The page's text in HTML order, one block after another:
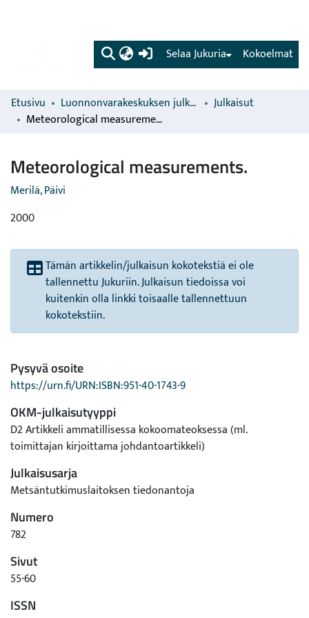
(current) Kokoelmat
Selaa Jukuria
Etusivu Luonnonvarakeskuksen julkaisut
Julkaisut
Meteorological measurements.
Meteorological measurements.
Merilä, Päivi
2000
Tämän artikkelin/julkaisun kokotekstiä ei ole
tallennettu Jukuriin. Julkaisun tiedoissa voi
kuitenkin olla linkki toisaalle tallennettuun
kokotekstiin.
Pysyvä osoite
https://urn.fi/URN:ISBN:951-40-1743-9
OKM-julkaisutyyppi
D2 Artikkeli ammatillisessa kokoomateoksessa (ml.
toimittajan kirjoittama johdantoartikkeli)
Julkaisusarja
Metsäntutkimuslaitoksen tiedonantoja
Numero
782
Sivut
55-60
ISSN